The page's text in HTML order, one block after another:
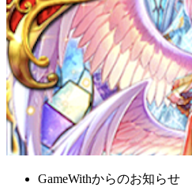
GameWithからのお知らせ